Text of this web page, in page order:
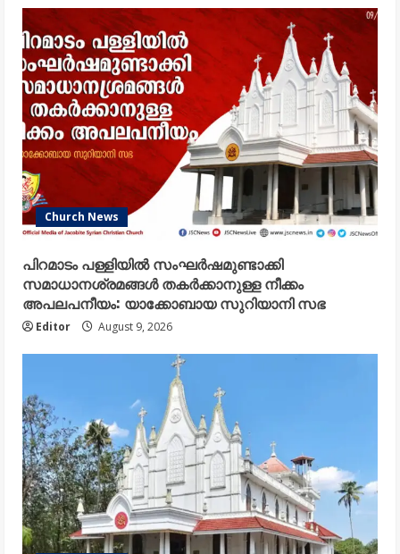
Church News
പിറമാടം പള്ളിയിൽ സംഘർഷമുണ്ടാക്കി
സമാധാനശ്രമങ്ങൾ തകർക്കാനുള്ള നീക്കം
അപലപനീയം: യാക്കോബായ സുറിയാനി സഭ
Editor August 9, 2026